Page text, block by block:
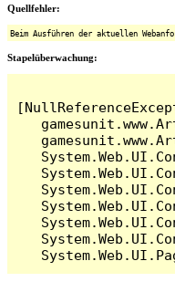
Quellfehler:
Beim Ausführen der aktuellen
Stapelüberwachung: